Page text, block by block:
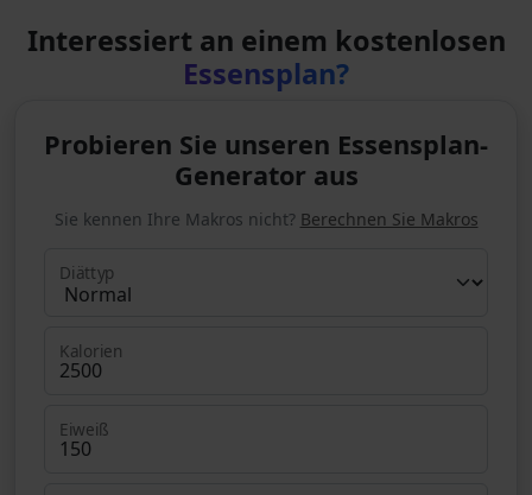
Interessiert an einem kostenlosen
Essensplan?
Probieren Sie unseren Essensplan-
Generator aus
Sie kennen Ihre Makros nicht? Berechnen Sie Makros
Diättyp
Kalorien
Eiweiß